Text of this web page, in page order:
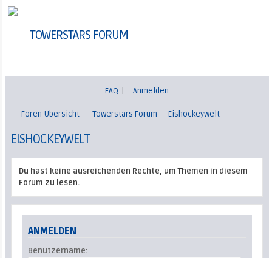
TOWERSTARS FORUM
FAQ Anmelden
Foren-Übersicht Towerstars Forum Eishockeywelt
EISHOCKEYWELT
Du hast keine ausreichenden Rechte, um Themen in diesem
Forum zu lesen.
ANMELDEN
Benutzername: